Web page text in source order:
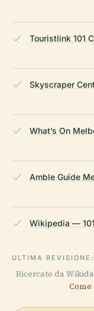
Touristlink 101
Skyscraper
What’s On
Amble Guide
Wikipedia —
ULTIMA REVISIONE:
Ricercato da